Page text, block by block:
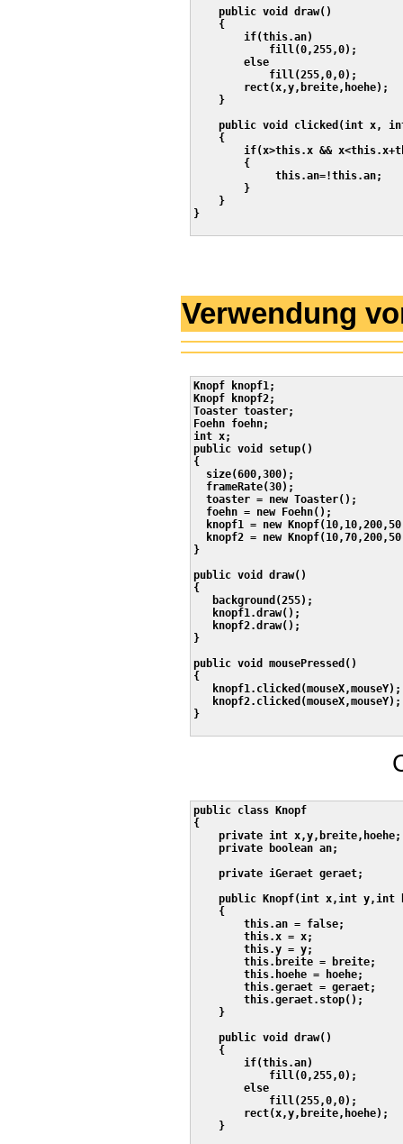
    public void draw()
    {
        if(this.an)
            fill(0,255,0);
        else
            fill(255,0,0);
        rect(x,y,breite,hoehe);
    }
public void clicked(int x,
    {
if(x>this.x &&
        {
             this.an=!this.an;
        }
    }
}
Verwendung
Knopf knopf1;
Knopf knopf2;
Toaster toaster;
Foehn foehn;
int x;
public void setup()
{
  size(600,300);
  frameRate(30);
  toaster = new Toaster();
  foehn = new Foehn();
knopf1 = new
knopf2 = new
}
public void draw()
{
   background(255);
   knopf1.draw();
   knopf2.draw();
}
public void mousePressed()
{
   knopf1.clicked(mouseX,mouseY);
   knopf2.clicked(mouseX,mouseY);
}
public class Knopf
{
    private int x,y,breite,hoehe;
    private boolean an;
    private iGeraet geraet;
public Knopf(int x,int y,int
    {
        this.an = false;
        this.x = x;
        this.y = y;
        this.breite = breite;
        this.hoehe = hoehe;
        this.geraet = geraet;
        this.geraet.stop();
    }
    public void draw()
    {
        if(this.an)
            fill(0,255,0);
        else
            fill(255,0,0);
        rect(x,y,breite,hoehe);
    }